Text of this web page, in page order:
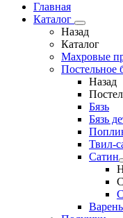
Главная
Каталог
Назад
Каталог
Махровые
Постельное
Назад
Бязь
Бязь
Твил-
Сатин